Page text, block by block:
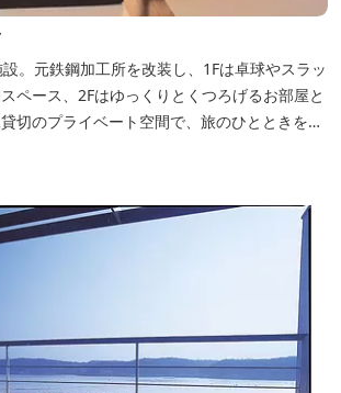
。元鉄鋼加工所を改装し、1Fは卓球やスラッ
ペース、2Fはゆっくりとくつろげるお部屋と
切のプライベート空間で、旅のひとときを過